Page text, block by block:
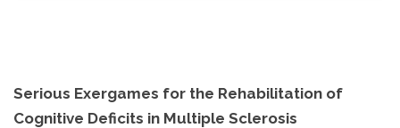
Serious Exergames for the Rehabilitation of
Cognitive Deficits in Multiple Sclerosis